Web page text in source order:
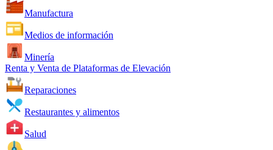
Manufactura
Medios de información
Minería
Renta y Venta de Plataformas de Elevación
Reparaciones
Restaurantes y alimentos
Salud